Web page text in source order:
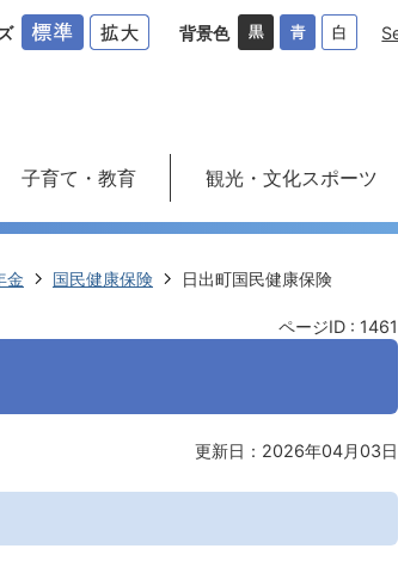
背景色
子育て・教育 観光・文化スポーツ
金 国民健康保険 日出町国民健康保険
ページID : 1461
更新日：2026年04月03日